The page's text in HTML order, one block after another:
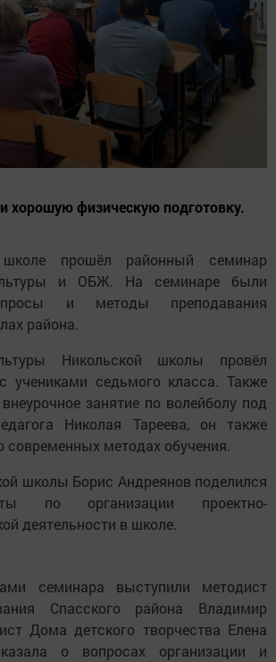
хорошую физическую подготовку.
прошёл районный семинар
и ОБЖ. На семинаре были
и методы преподавания
района.
Никольской школы провёл
учениками седьмого класса. Также
занятие по волейболу под
Николая Тареева, он также
современных методах обучения.
школы Борис Андреянов поделился
по организации проектно-
деятельности в школе.
семинара выступили методист
Спасского района Владимир
Дома детского творчества Елена
о вопросах организации и